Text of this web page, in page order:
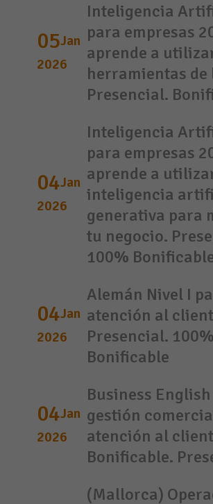
05Jan
2026
Inteligencia
para empresas
aprende a
herramientas de
Presencial.
04Jan
2026
Inteligencia
para empresas
aprende a
inteligencia
generativa para
tu negocio.
100%
04Jan
2026
Alemán Nivel I
atención al
Presencial. 100%
Bonificable
04Jan
2026
Business
gestión
atención al
Bonificable.
(Mallorca)